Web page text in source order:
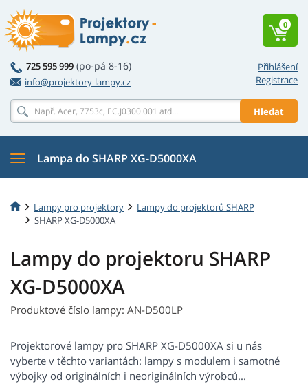
Přihlášení
Registrace
725 595 999 (po-pá 8-16)
info@projektory-lampy.cz
Hledat
0
Lampa do SHARP XG-D5000XA
Lampy pro projektory
Lampy do projektorů SHARP
SHARP XG-D5000XA
Lampy do projektoru SHARP
XG-D5000XA
Produktové číslo lampy: AN-D500LP
Projektorové lampy pro SHARP XG-D5000XA si u nás
vyberte v těchto variantách: lampy s modulem i samotné
výbojky od originálních i neoriginálních výrobců...